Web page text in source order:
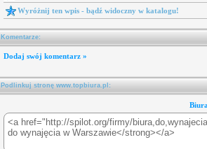
Wyróżnij ten wpis - bądź widoczny w katalogu!
Komentarze:
Dodaj swój komentarz »
Podlinkuj stronę www.topbiura.pl: